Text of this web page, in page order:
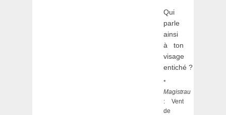
Qui
parle
ainsi
à ton
visage
entiché ?
*
Magistrau
: Vent
de